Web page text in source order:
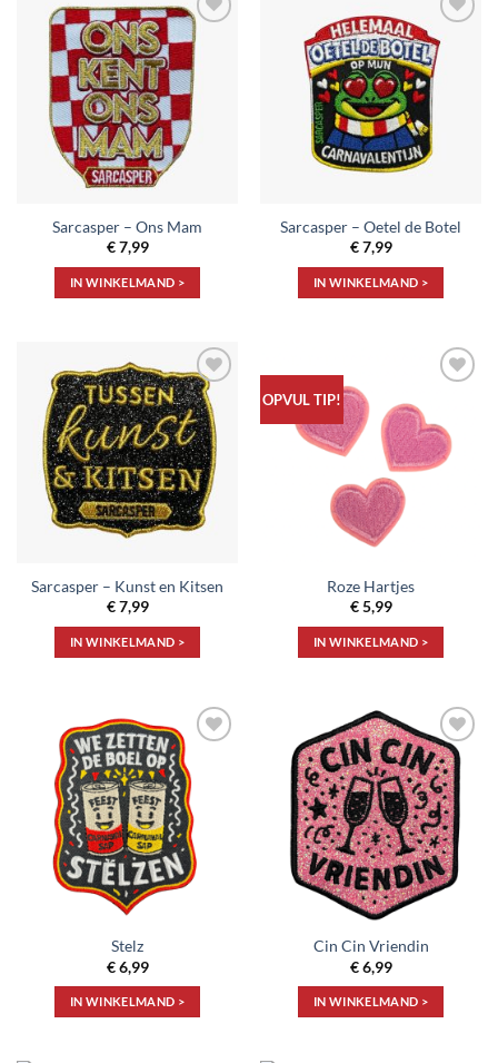
Toevoegen
aan
verlanglijst
Sarcasper – Ons Mam
€7,99
IN WINKELMAND >
Toevoegen
aan
verlanglijst
Sarcasper – Oetel de Botel
€7,99
IN WINKELMAND >
Toevoegen
aan
verlanglijst
Sarcasper – Kunst en Kitsen
€7,99
IN WINKELMAND >
OPVUL TIP!
verlanglijst
Roze Hartjes
€5,99
IN WINKELMAND >
Toevoegen
aan
verlanglijst
Stelz
€6,99
IN WINKELMAND >
Toevoegen
aan
verlanglijst
Cin Cin Vriendin
€6,99
IN WINKELMAND >